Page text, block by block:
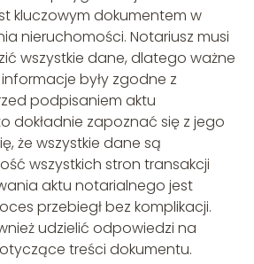
kluczowym dokumentem w
nieruchomości. Notariusz musi
wszystkie dane, dlatego ważne
były zgodne z
podpisaniem aktu
dokładnie zapoznać się z jego
że wszystkie dane są
wszystkich stron transakcji
aktu notarialnego jest
przebiegł bez komplikacji.
udzielić odpowiedzi na
treści dokumentu.